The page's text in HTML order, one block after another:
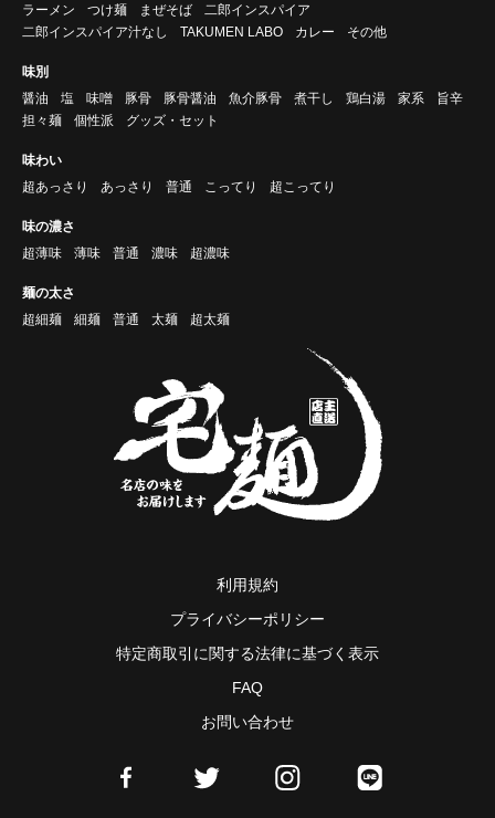
ラーメン
つけ麺 まぜそば
二郎インスパイア
二郎インスパイア汁なし
TAKUMEN LABO カレー その他
味別
醤油
塩 味噌 豚骨 豚骨醤油 魚介豚骨 煮干し 鶏白湯 家系
旨辛
担々麺
個性派 グッズ・セット
味わい
超あっさり
あっさり 普通 こってり 超こってり
味の濃さ
超薄味
薄味 普通 濃味 超濃味
麺の太さ
超細麺
細麺 普通 太麺 超太麺
利用規約
プライバシーポリシー
特定商取引に関する法律に基づく表示
FAQ
お問い合わせ